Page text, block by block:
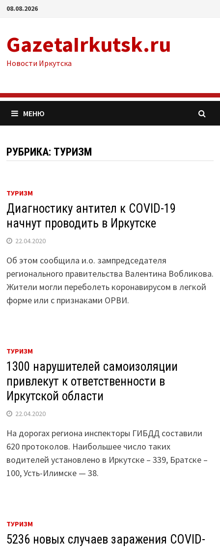
Перейти
08.08.2026
GazetaIrkutsk.ru
Новости Иркутска
МЕНЮ
РУБРИКА: ТУРИЗМ
ТУРИЗМ
Диагностику антител к COVID-19
начнут проводить в Иркутске
22.04.2020
Об этом сообщила и.о. зампредседателя
регионального правительства Валентина Вобликова.
Жители могли переболеть коронавирусом в легкой
форме или с признаками ОРВИ.
ТУРИЗМ
1300 нарушителей самоизоляции
привлекут к ответственности в
Иркутской области
22.04.2020
На дорогах региона инспекторы ГИБДД составили
620 протоколов. Наибольшее число таких
водителей установлено в Иркутске – 339, Братске –
100, Усть-Илимске — 38.
ТУРИЗМ
5236 новых случаев заражения COVID-